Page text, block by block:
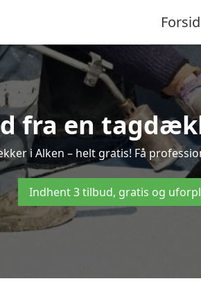
fra en
i Alken – helt gratis! Få
Indhent 3 tilbud, gratis og